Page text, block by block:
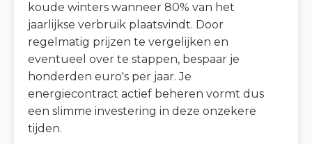
koude winters wanneer 80% van het
jaarlijkse verbruik plaatsvindt. Door
regelmatig prijzen te vergelijken en
eventueel over te stappen, bespaar je
honderden euro's per jaar. Je
energiecontract actief beheren vormt dus
een slimme investering in deze onzekere
tijden.